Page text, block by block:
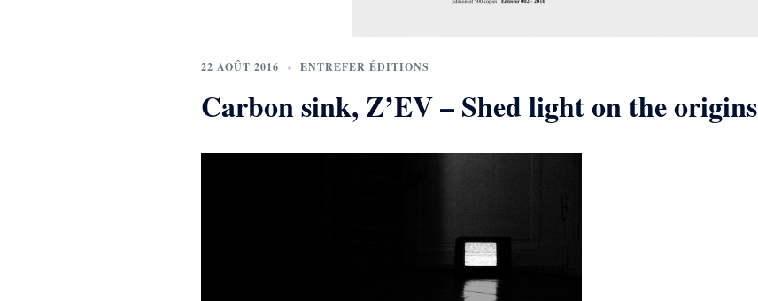
22 AOÛT 2016 ENTREFER ÉDITIONS
Carbon sink, Z’EV – Shed light on the origins